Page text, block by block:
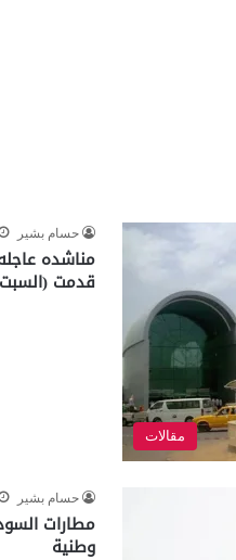
مقالات
حسام بشير
مناشده
قدمت (السبت
حسام بشير
مطارات
وطنية